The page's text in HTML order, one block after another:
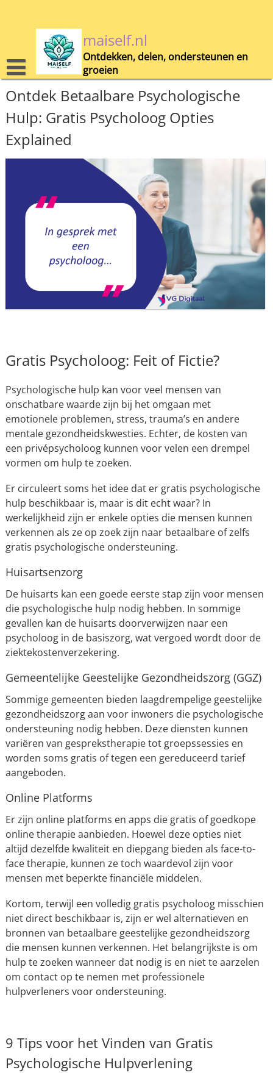
maiself.nl
Ontdekken, delen, ondersteunen en
groeien
Ontdek Betaalbare Psychologische
Hulp: Gratis Psycholoog Opties
Explained
Gratis Psycholoog: Feit of Fictie?
Psychologische hulp kan voor veel mensen van
onschatbare waarde zijn bij het omgaan met
emotionele problemen, stress, trauma’s en andere
mentale gezondheidskwesties. Echter, de kosten van
een privépsycholoog kunnen voor velen een drempel
vormen om hulp te zoeken.
Er circuleert soms het idee dat er gratis psychologische
hulp beschikbaar is, maar is dit echt waar? In
werkelijkheid zijn er enkele opties die mensen kunnen
verkennen als ze op zoek zijn naar betaalbare of zelfs
gratis psychologische ondersteuning.
Huisartsenzorg
De huisarts kan een goede eerste stap zijn voor mensen
die psychologische hulp nodig hebben. In sommige
gevallen kan de huisarts doorverwijzen naar een
psycholoog in de basiszorg, wat vergoed wordt door de
ziektekostenverzekering.
Gemeentelijke Geestelijke Gezondheidszorg (GGZ)
Sommige gemeenten bieden laagdrempelige geestelijke
gezondheidszorg aan voor inwoners die psychologische
ondersteuning nodig hebben. Deze diensten kunnen
variëren van gesprekstherapie tot groepssessies en
worden soms gratis of tegen een gereduceerd tarief
aangeboden.
Online Platforms
Er zijn online platforms en apps die gratis of goedkope
online therapie aanbieden. Hoewel deze opties niet
altijd dezelfde kwaliteit en diepgang bieden als face-to-
face therapie, kunnen ze toch waardevol zijn voor
mensen met beperkte financiële middelen.
Kortom, terwijl een volledig gratis psycholoog misschien
niet direct beschikbaar is, zijn er wel alternatieven en
bronnen van betaalbare geestelijke gezondheidszorg
die mensen kunnen verkennen. Het belangrijkste is om
hulp te zoeken wanneer dat nodig is en niet te aarzelen
om contact op te nemen met professionele
hulpverleners voor ondersteuning.
9 Tips voor het Vinden van Gratis
Psychologische Hulpverlening